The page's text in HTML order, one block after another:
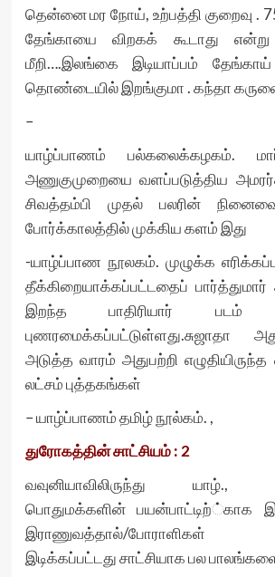
தென்னை மர நோய், உற்பத்தி குறைவு .
தேங்காயை விறகக் கூடாது என்று
மீறி….இலங்கை இடியாப்பம்
தொண்டையில் இறங்குமா . கந்தா
–
யாழ்ப்பாணம் பல்கலைக்கழகம்.
அணுகுமுறையை வளப்படுத்திய
சிவத்தம்பி முதல் பலரின்
போர்க்காலத்தில் முக்கிய களம் இது
-யாழ்ப்பாண நூலகம். முழுக்க
தீக்கிறையாக்கப்பட்டதைப் பார்த்துமார்
இறந்த பாதிரியார்
புணரமைக்கப்பட்டுள்ளது.சுஜாதா
அடுத்த வாரம் அதுபற்றி
லட்சம் புத்தகங்கள்
– யாழ்ப்பாணம் தமிழ் நூல்கம். ,
துரோகத்தின் சாட்சியம் : 2
வவுனியாவிலிருந்து யாழ்.,
பொதுமக்களின் பயன்பாட்டிற்்காக
இராணுவத்தால்/போராளிகள்
இடிக்கப்பட்டது சாட்சியாக பல